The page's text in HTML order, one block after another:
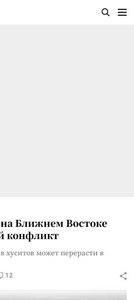
Ближнем Востоке
конфликт
может перерасти в
12